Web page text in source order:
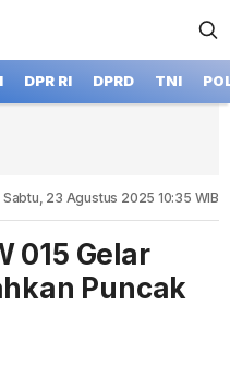
DPR RI DPRD TNI
Sabtu, 23 Agustus 2025 10:35 WIB
015 Gelar
Puncak